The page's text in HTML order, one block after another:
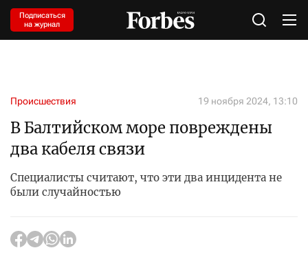
Подписаться
на журнал
Происшествия 19 ноября 2024, 13:10
В Балтийском море повреждены
два кабеля связи
Специалисты считают, что эти два инцидента не
были случайностью